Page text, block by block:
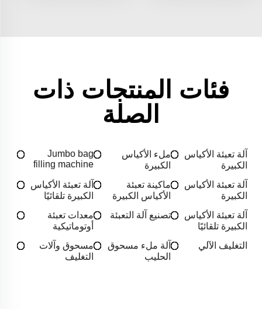
فئات المنتجات ذات
الصلة
آلة تعبئة الأكياس
الكبيرة
ملء الأكياس
الكبيرة
Jumbo bag
filling machine
آلة تعبئة الأكياس
الكبيرة
ماكينة تعبئة
الأكياس الكبيرة
آلة تعبئة الأكياس
الكبيرة تلقائيًا
آلة تعبئة الأكياس
الكبيرة تلقائيًا
تصنيع آلة التعبئة
معدات تعبئة
أوتوماتيكية
التغليف الآلي
آلة ملء مسحوق
الحليب
مسحوق وآلات
التغليف